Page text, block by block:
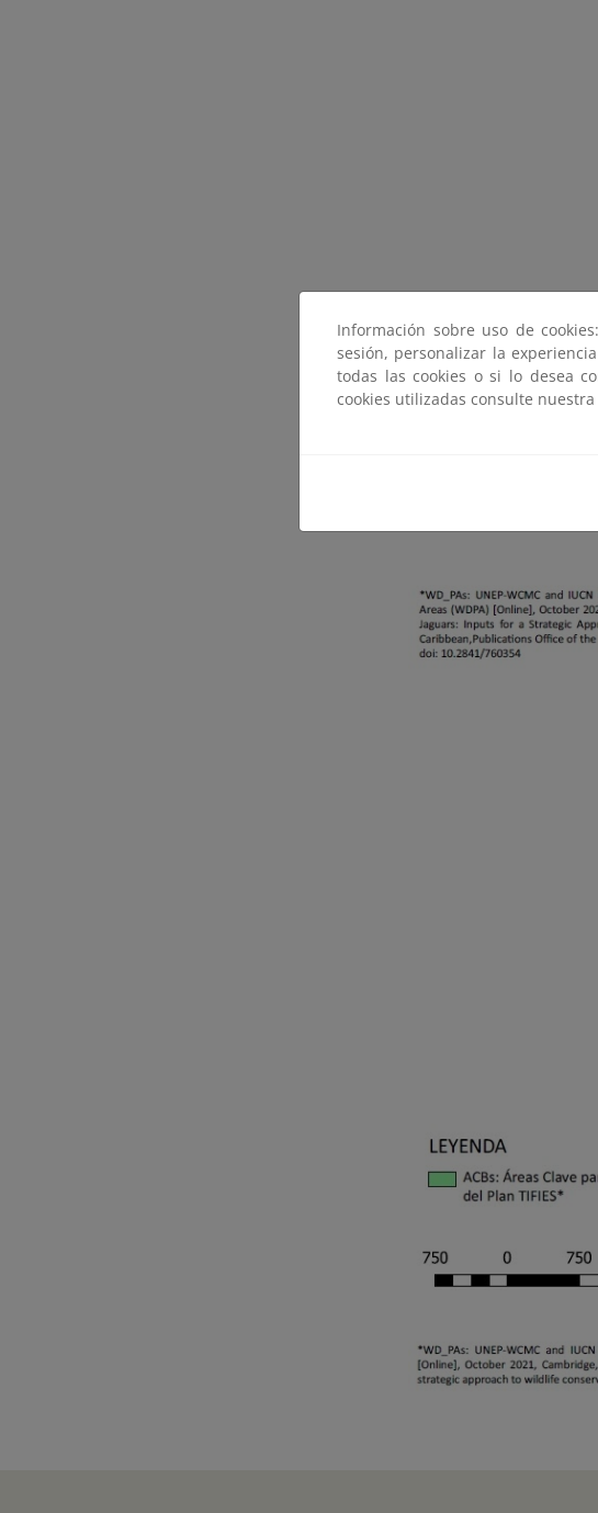
Información sobre uso de
sesión, personalizar la
todas las cookies o si lo desea
cookies utilizadas consulte nuestra